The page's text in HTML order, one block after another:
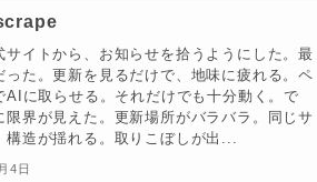
サイトから、お知らせを拾うようにした。最
った。更新を見るだけで、地味に疲れる。ペ
AIに取らせる。それだけでも十分動く。で
限界が見えた。更新場所がバラバラ。同じサ
構造が揺れる。取りこぼしが出...
4日